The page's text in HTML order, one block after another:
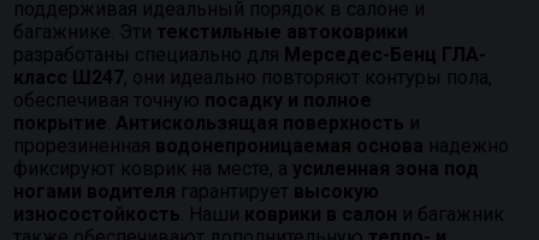
поддерживая идеальный порядок в салоне и
багажнике. Эти текстильные автоковрики
разработаны специально для Мерседес-Бенц ГЛА-
класс Ш247, они идеально повторяют контуры пола,
обеспечивая точную посадку и полное
покрытие.Антискользящая поверхность и
прорезиненная водонепроницаемая основа надежно
фиксируют коврик на месте, а усиленная зона под
ногами водителя гарантирует высокую
износостойкость. Наши коврики в салон и багажник